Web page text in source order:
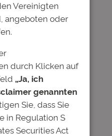
Bedingungen,
und Details
hier.
Vereinigten
angeboten oder
durch Klicken auf
„Ja, ich
genannten
Sie, dass Sie
in Regulation S
Securities Act